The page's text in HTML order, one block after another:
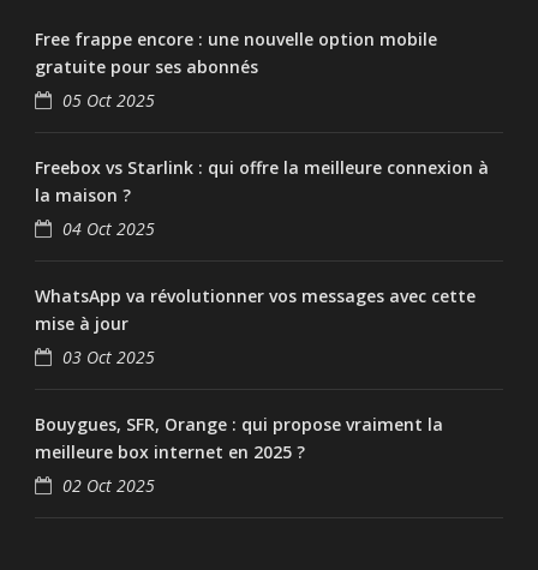
Free frappe encore : une nouvelle option mobile
gratuite pour ses abonnés
05 Oct 2025
Freebox vs Starlink : qui offre la meilleure connexion à
la maison ?
04 Oct 2025
WhatsApp va révolutionner vos messages avec cette
mise à jour
03 Oct 2025
Bouygues, SFR, Orange : qui propose vraiment la
meilleure box internet en 2025 ?
02 Oct 2025